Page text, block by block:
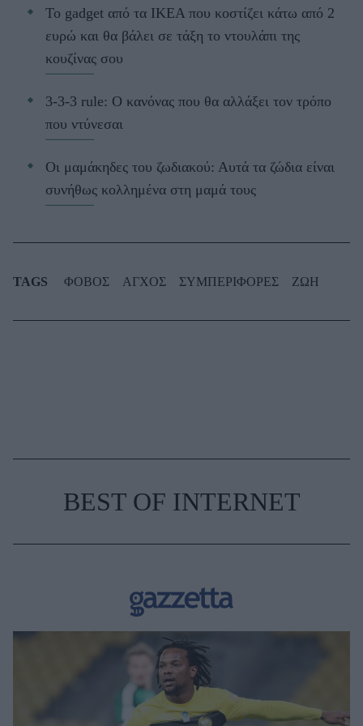
Το gadget από τα IKEA που κοστίζει κάτω από 2
ευρώ και θα βάλει σε τάξη το ντουλάπι της
κουζίνας σου
3-3-3 rule: Ο κανόνας που θα αλλάξει τον τρόπο
που ντύνεσαι
Οι μαμάκηδες του ζωδιακού: Αυτά τα ζώδια είναι
συνήθως κολλημένα στη μαμά τους
TAGS ΦΟΒΟΣ ΑΓΧΟΣ ΣΥΜΠΕΡΙΦΟΡΕΣ ΖΩΗ
BEST OF INTERNET